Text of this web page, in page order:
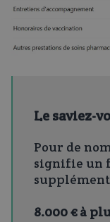
Le saviez-
Pour de
signifie un
8.000 € à